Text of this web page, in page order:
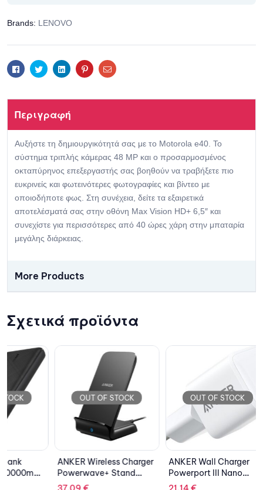
Brands: LENOVO
FacebookTwitterLinkedinPinterestEmail
Περιγραφή
Αυξήστε τη δημιουργικότητά σας με το Motorola e40. Το
σύστημα τριπλής κάμερας 48 MP και ο προσαρμοσμένος
οκταπύρηνος επεξεργαστής σας βοηθούν να τραβήξετε πιο
ευκρινείς και φωτεινότερες φωτογραφίες και βίντεο με
οποιοδήποτε φως. Στη συνέχεια, δείτε τα εξαιρετικά
αποτελέσματά σας στην οθόνη Max Vision HD+ 6,5″ και
συνεχίστε για περισσότερες από 40 ώρες χάρη στην μπαταρία
μεγάλης διάρκειας.
More Products
Σχετικά προϊόντα
OUT OF STOCK
ANKER Wireless Charger
Powerwave+ Stand
OUT OF STOCK
ANKER Wall Charger
Powerport III Nano
1xUSB-C 20W White
ANKER